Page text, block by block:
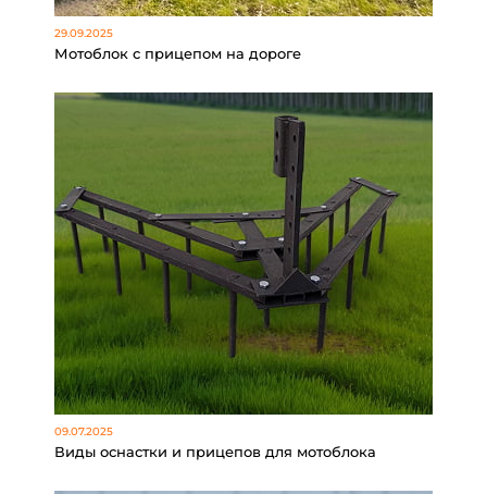
29.09.2025
Мотоблок с прицепом на дороге
09.07.2025
Виды оснастки и прицепов для мотоблока